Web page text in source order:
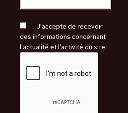
J'accepte de recevoir
des informations concernant
l'actualité et l'activité du site.